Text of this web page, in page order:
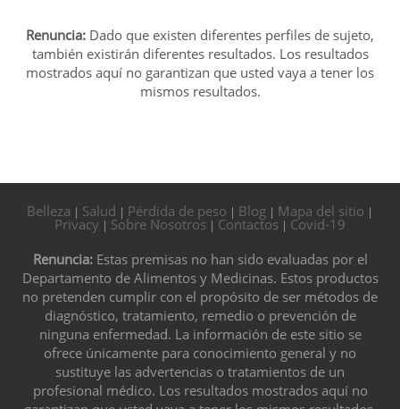
Renuncia: Dado que existen diferentes perfiles de sujeto,
también existirán diferentes resultados. Los resultados
mostrados aquí no garantizan que usted vaya a tener los
mismos resultados.
Belleza | Salud | Pérdida de peso | Blog | Mapa del sitio |
Privacy | Sobre Nosotros | Contactos | Covid-19
Renuncia:Estas premisas no han sido evaluadas por el
Departamento de Alimentos y Medicinas. Estos productos
no pretenden cumplir con el propósito de ser métodos de
diagnóstico, tratamiento, remedio o prevención de
ninguna enfermedad. La información de este sitio se
ofrece únicamente para conocimiento general y no
sustituye las advertencias o tratamientos de un
profesional médico. Los resultados mostrados aquí no